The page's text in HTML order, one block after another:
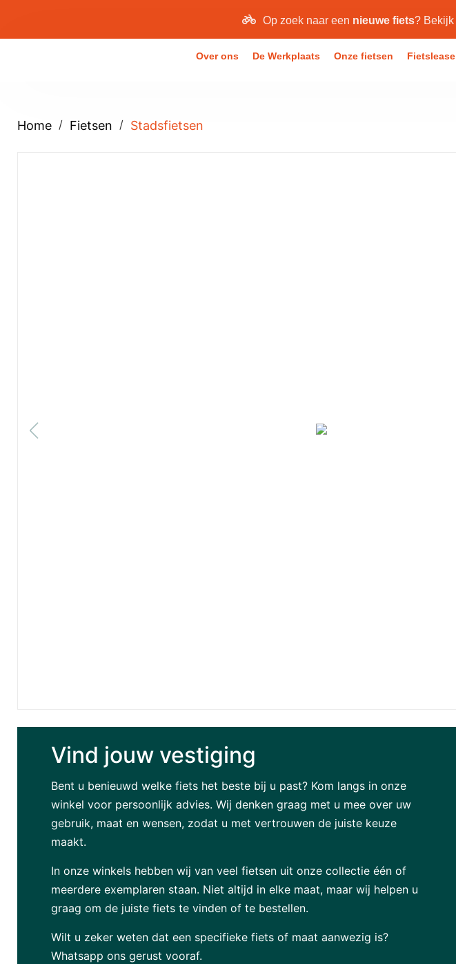
Op zoek naar een nieuwe fiets? Bekijk
Over ons De Werkplaats Onze fietsen Fietslease
Home / Fietsen / Stadsfietsen
Vind jouw vestiging
Bent u benieuwd welke fiets het beste bij u past? Kom langs in onze
winkel voor persoonlijk advies. Wij denken graag met u mee over uw
gebruik, maat en wensen, zodat u met vertrouwen de juiste keuze
maakt.
In onze winkels hebben wij van veel fietsen uit onze collectie één of
meerdere exemplaren staan. Niet altijd in elke maat, maar wij helpen u
graag om de juiste fiets te vinden of te bestellen.
Wilt u zeker weten dat een specifieke fiets of maat aanwezig is?
Whatsapp ons gerust vooraf.